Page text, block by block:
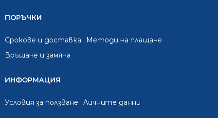
ПОРЪЧКИ
Срокове и доставка
Методи на плащане
Връщане и замяна
ИНФОРМАЦИЯ
Условия за ползване Личните данни